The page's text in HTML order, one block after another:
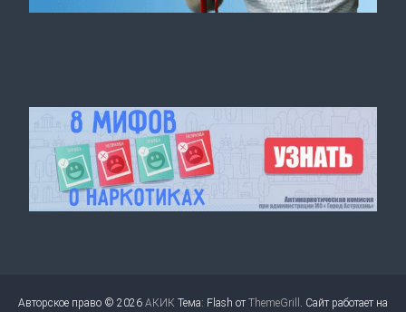
Авторское право © 2026 АКИК Тема: Flash отThemeGrill . Сайт работает на